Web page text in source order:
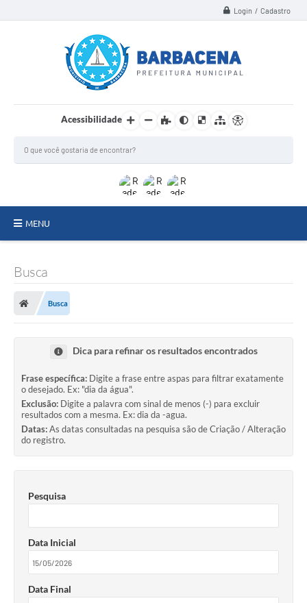
Login / Cadastro
Acessibilidade
MENU
Meio Ambiente
EDOB
Transparência
Serviços
Visite Barbacena
Divulgação de Vagas SEDUC
Servidor
PPA - PLANO PLURIANUAL 2026/2029
Busca
Busca
Dica para refinar os resultados encontrados
Frase específica: Digite a frase entre aspas para filtrar exatamente
o desejado. Ex: "dia da água".
Exclusão: Digite a palavra com sinal de menos (-) para excluir
resultados com a mesma. Ex: dia da -agua.
Datas:As datas consultadas na pesquisa são de Criação / Alteração
do registro.
Pesquisa
Data Inicial
Data Final